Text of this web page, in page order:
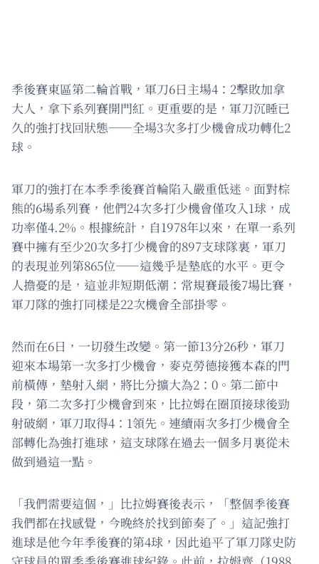
季後賽東區第二輪首戰，軍刀6日主場4：2擊敗加拿
大人，拿下系列賽開門紅。更重要的是，軍刀沉睡已
久的強打找回狀態——全場3次多打少機會成功轉化2
球。
軍刀的強打在本季季後賽首輪陷入嚴重低迷。面對棕
熊的6場系列賽，他們24次多打少機會僅攻入1球，成
功率僅4.2%。根據統計，自1978年以來，在單一系列
賽中擁有至少20次多打少機會的897支球隊裏，軍刀
的表現並列第865位——這幾乎是墊底的水平。更令
人擔憂的是，這並非短期低潮：常規賽最後7場比賽，
軍刀隊的強打同樣是22次機會全部掛零。
然而在6日，一切發生改變。第一節13分26秒，軍刀
迎來本場第一次多打少機會，麥克勞德接獲本森的門
前橫傳，墊射入網，將比分擴大為2：0。第二節中
段，第二次多打少機會到來，比拉姆在圈頂接球後勁
射破網，軍刀取得4：1領先。連續兩次多打少機會全
部轉化為強打進球，這支球隊在過去一個多月裏從未
做到過這一點。
「我們需要這個，」比拉姆賽後表示，「整個季後賽
我們都在找感覺，今晚終於找到節奏了。」這記強打
進球是他今年季後賽的第4球，因此追平了軍刀隊史防